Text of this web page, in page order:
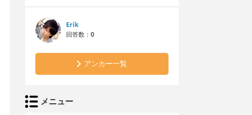
Erik
回答数： 0
アンカー一覧
メニュー